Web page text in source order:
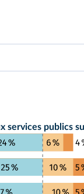
services publics